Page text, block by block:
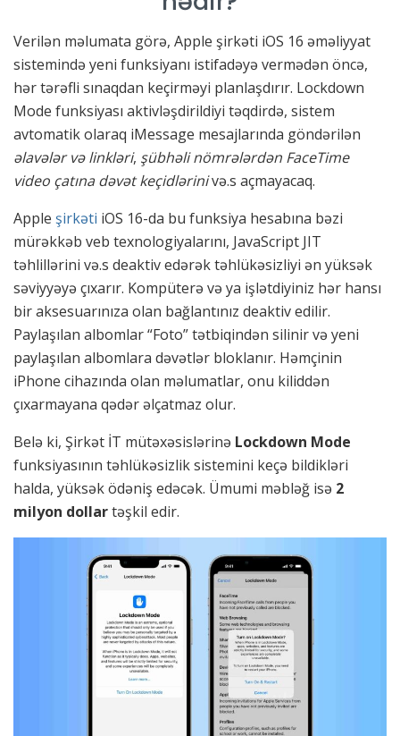
Verilən məlumata görə, Apple şirkəti iOS 16 əməliyyat
sistemində yeni funksiyanı istifadəyə vermədən öncə,
hər tərəfli sınaqdan keçirməyi planlaşdırır. Lockdown
Mode funksiyası aktivləşdirildiyi təqdirdə, sistem
avtomatik olaraq iMessage mesajlarında göndərilən
əlavələr və linkləri, şübhəli nömrələrdən FaceTime
video çatına dəvət keçidlərinivə.s açmayacaq.
Apple şirkəti iOS 16-da bu funksiya hesabına bəzi
mürəkkəb veb texnologiyalarını, JavaScript JIT
təhlillərini və.s deaktiv edərək təhlükəsizliyi ən yüksək
səviyyəyə çıxarır. Kompüterə və ya işlətdiyiniz hər hansı
bir aksesuarınıza olan bağlantınız deaktiv edilir.
Paylaşılan albomlar “Foto” tətbiqindən silinir və yeni
paylaşılan albomlara dəvətlər bloklanır. Həmçinin
iPhone cihazında olan məlumatlar, onu kiliddən
çıxarmayana qədər əlçatmaz olur.
Belə ki, Şirkət İT mütəxəsislərinə Lockdown Mode
funksiyasının təhlükəsizlik sistemini keçə bildikləri
halda, yüksək ödəniş edəcək. Ümumi məbləğ isə 2
milyon dollartəşkil edir.